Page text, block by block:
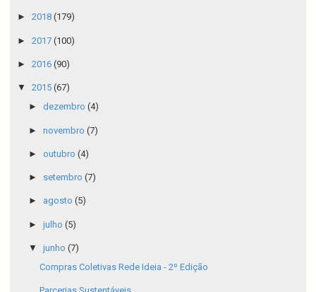
► 2018 (179)
► 2017 (100)
► 2016 (90)
▼ 2015 (67)
► dezembro (4)
► novembro (7)
► outubro (4)
► setembro (7)
► agosto (5)
► julho (5)
▼ junho (7)
Compras Coletivas Rede Ideia - 2º Edição